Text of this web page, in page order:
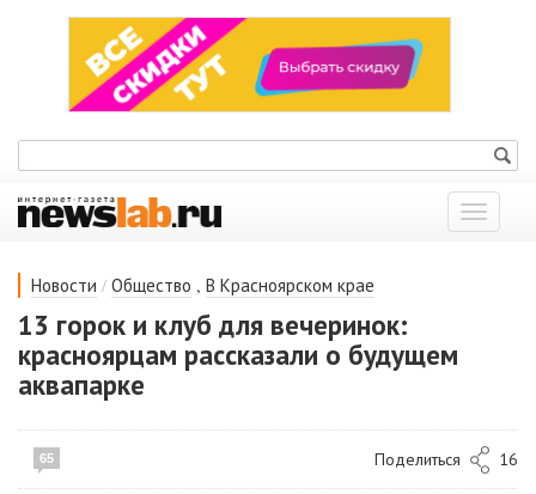
Показать
меню
Новости / Общество , В Красноярском крае
13 горок и клуб для вечеринок:
красноярцам рассказали о будущем
аквапарке
65 Поделиться 16